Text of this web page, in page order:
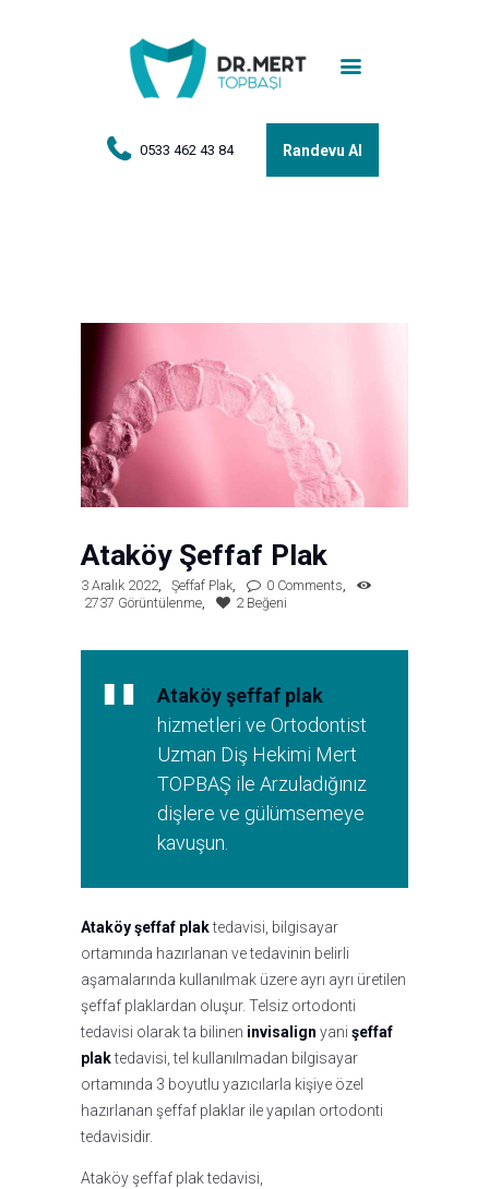
0533 462 43 84 Randevu Al
Tedaviler
İletişim
Ataköy Şeffaf Plak
3 Aralık 2022 Şeffaf Plak 0 Comments
2737 Görüntülenme 2 Beğeni
Ataköy şeffaf plak
hizmetleri ve Ortodontist
Uzman Diş Hekimi Mert
TOPBAŞ ile Arzuladığınız
dişlere ve gülümsemeye
kavuşun.
Ataköy şeffaf plaktedavisi, bilgisayar
ortamında hazırlanan ve tedavinin belirli
aşamalarında kullanılmak üzere ayrı ayrı üretilen
şeffaf plaklardan oluşur. Telsiz ortodonti
tedavisi olarak ta bilinen invisalign yani şeffaf
plaktedavisi, tel kullanılmadan bilgisayar
ortamında 3 boyutlu yazıcılarla kişiye özel
hazırlanan şeffaf plaklar ile yapılan ortodonti
tedavisidir.
Ataköy şeffaf plak tedavisi,